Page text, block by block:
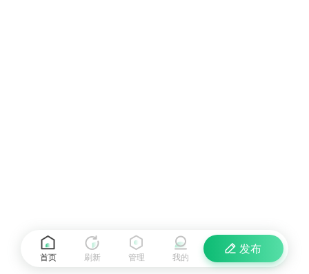
首页 刷新
发布
管理 我的